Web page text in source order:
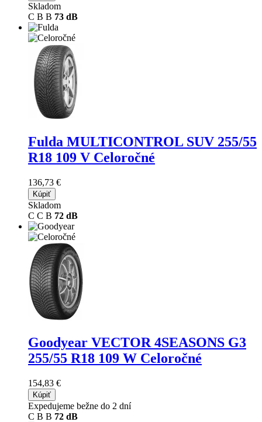
Skladom
C B B 73 dB
Fulda MULTICONTROL SUV 255/55
R18 109 V Celoročné
136,73 €
Kúpiť
Skladom
C C B 72 dB
Goodyear VECTOR 4SEASONS G3
255/55 R18 109 W Celoročné
154,83 €
Kúpiť
Expedujeme bežne do 2 dní
C B B 72 dB